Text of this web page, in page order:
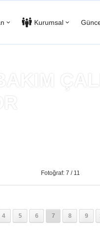
Kurumsal
Fotoğraf: 7 / 11
4 5 6 7 8 9